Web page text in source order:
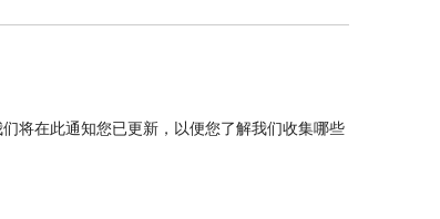
将在此通知您已更新，以便您了解我们收集哪些